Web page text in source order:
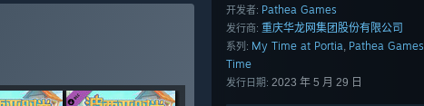
开发者: Pathea Games
发行商: 重庆华龙网集团股份有限公司
系列: My Time at Portia, Pathea Games
Time
发行日期: 2023 年 5 月 29 日